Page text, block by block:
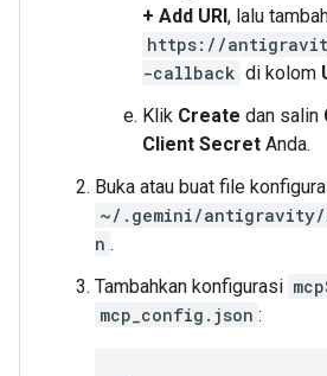
+ Add URI, lalu
https://
-callback di kolom
Klik Create dan salin
Client Secret Anda.
Buka atau buat file
~/.gemini/antigravity/
n .
Tambahkan konfigurasi
mcp_config.json :